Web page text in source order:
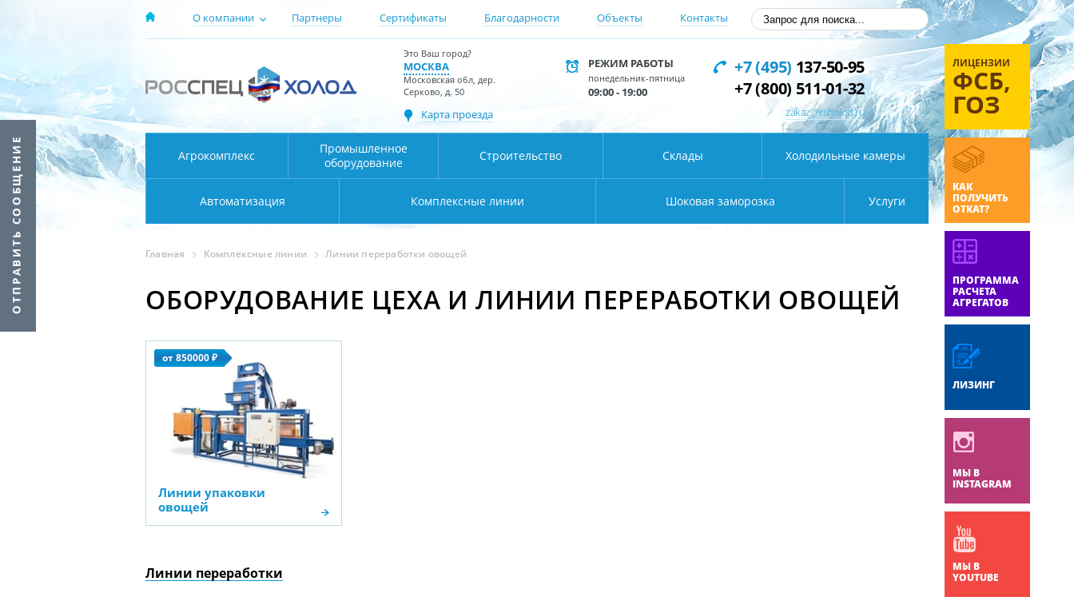
О компании Партнеры Сертификаты Благодарности Объекты Контакты
Это Ваш город?
МОСКВА
Московская обл, дер.
Серково, д. 50
Карта проезда
РЕЖИМ РАБОТЫ
понедельник-пятница
09:00 - 19:00
+7 (495) 137-50-95
+7 (800) 511-01-32
zakaz@rsholod.ru
Агрокомплекс
Промышленное
оборудование
Строительство Склады Холодильные камеры
Автоматизация Комплексные линии Шоковая заморозка Услуги
ЛИЦЕНЗИИ
ФСБ,
ГОЗ
КАК
ПОЛУЧИТЬ
ОТКАТ?
ПРОГРАММА
РАСЧЕТА
АГРЕГАТОВ
ЛИЗИНГ
МЫ В
INSTAGRAM
МЫ В
YOUTUBE
Главная Комплексные линии Линии переработки овощей
ОБОРУДОВАНИЕ ЦЕХА И ЛИНИИ ПЕРЕРАБОТКИ ОВОЩЕЙ
от 850000 ₽
Линии упаковки
овощей
Линии переработки